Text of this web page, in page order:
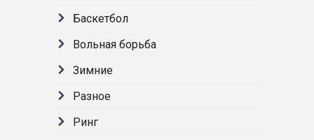
Баскетбол
Вольная борьба
Зимние
Разное
Ринг